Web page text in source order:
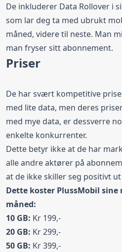
De inkluderer Data Rollover i
som lar deg ta med ubrukt
måned, videre til neste. Man
man fryser sitt abonnement.
Priser
De har svært kompetitive
med lite data, men deres
med mye data, er dessverre
enkelte konkurrenter.
Dette betyr ikke at de har
alle andre aktører på
at de ikke skiller seg positivt
Dette koster PlussMobil
måned:
10 GB: Kr 199,-
20 GB: Kr 299,-
50 GB: Kr 399,-